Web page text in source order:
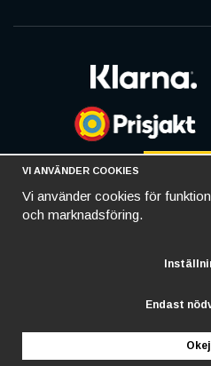
VI ANVÄNDER COOKIES
Vi använder cookies för
och marknadsföring.
Endast
Okej